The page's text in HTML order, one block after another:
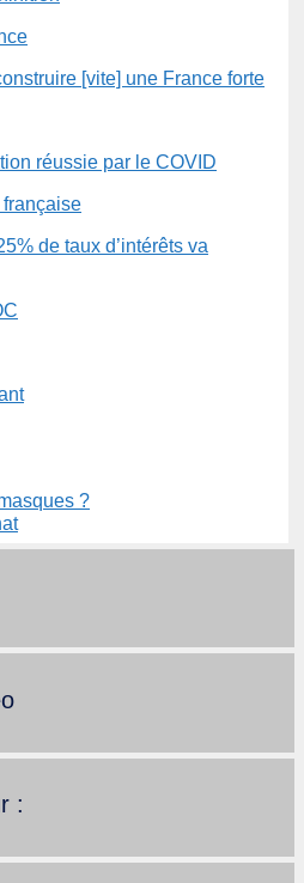
[vite] une France forte
réussie par le COVID
de taux d’intérêts va
?
: